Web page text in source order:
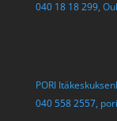
040 18 18 299,
PORI
040 558 2557,